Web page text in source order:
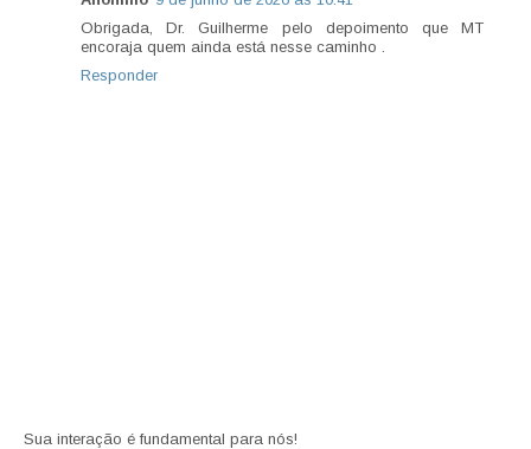
Obrigada, Dr. Guilherme pelo depoimento que MT
encoraja quem ainda está nesse caminho .
Responder
Sua interação é fundamental para nós!